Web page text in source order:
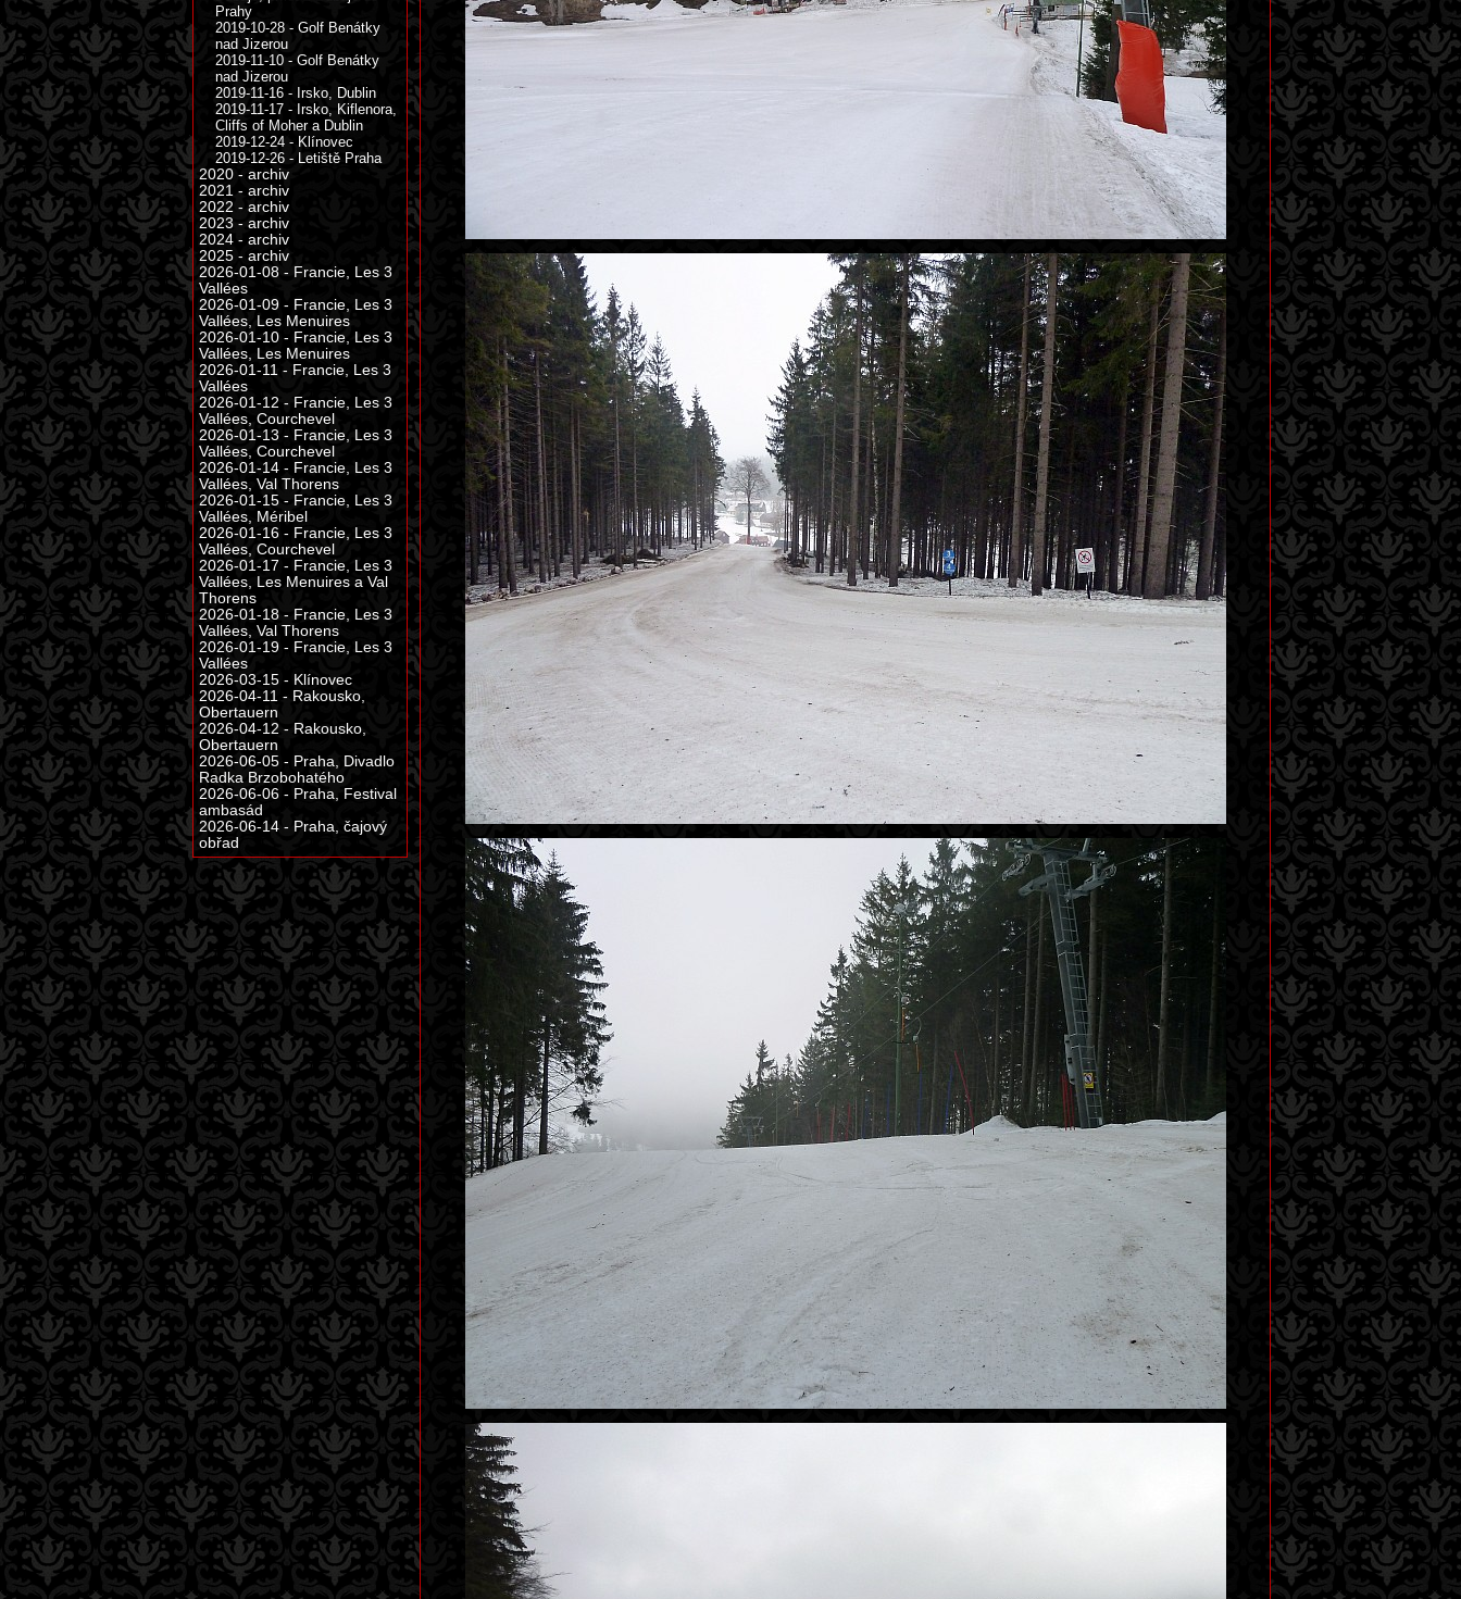
Prahy
2019-10-28 - Golf Benátky
nad Jizerou
2019-11-10 - Golf Benátky
nad Jizerou
2019-11-16 - Irsko, Dublin
2019-11-17 - Irsko, Kiflenora,
Cliffs of Moher a Dublin
2019-12-24 - Klínovec
2019-12-26 - Letiště Praha
2020 - archiv
2021 - archiv
2022 - archiv
2023 - archiv
2024 - archiv
2025 - archiv
2026-01-08 - Francie, Les 3
Vallées
2026-01-09 - Francie, Les 3
Vallées, Les Menuires
2026-01-10 - Francie, Les 3
Vallées, Les Menuires
2026-01-11 - Francie, Les 3
Vallées
2026-01-12 - Francie, Les 3
Vallées, Courchevel
2026-01-13 - Francie, Les 3
Vallées, Courchevel
2026-01-14 - Francie, Les 3
Vallées, Val Thorens
2026-01-15 - Francie, Les 3
Vallées, Méribel
2026-01-16 - Francie, Les 3
Vallées, Courchevel
2026-01-17 - Francie, Les 3
Vallées, Les Menuires a Val
Thorens
2026-01-18 - Francie, Les 3
Vallées, Val Thorens
2026-01-19 - Francie, Les 3
Vallées
2026-03-15 - Klínovec
2026-04-11 - Rakousko,
Obertauern
2026-04-12 - Rakousko,
Obertauern
2026-06-05 - Praha, Divadlo
Radka Brzobohatého
2026-06-06 - Praha, Festival
ambasád
2026-06-14 - Praha, čajový
obřad